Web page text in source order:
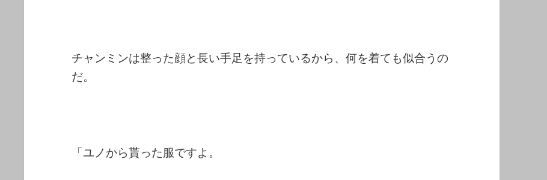
チャンミンは整った顔と長い手足を持っているから、何を着ても似合うの
だ。
「ユノから貰った服ですよ。